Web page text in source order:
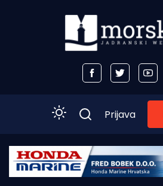
Početna
Prijava